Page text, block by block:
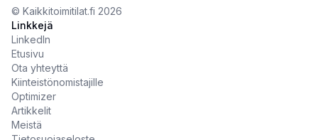
©️ Kaikkitoimitilat.fi 2026
Linkkejä
LinkedIn
Etusivu
Ota yhteyttä
Kiinteistönomistajille
Optimizer
Artikkelit
Meistä